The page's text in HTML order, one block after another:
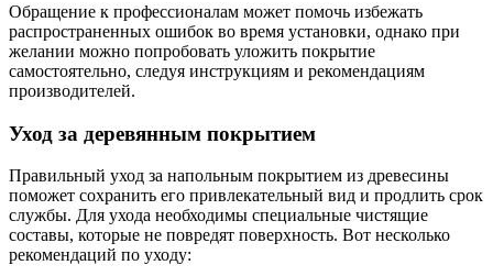
Обращение к профессионалам может помочь избежать
распространенных ошибок во время установки, однако при
желании можно попробовать уложить покрытие
самостоятельно, следуя инструкциям и рекомендациям
производителей.
Уход за деревянным покрытием
Правильный уход за напольным покрытием из древесины
поможет сохранить его привлекательный вид и продлить срок
службы. Для ухода необходимы специальные чистящие
составы, которые не повредят поверхность. Вот несколько
рекомендаций по уходу: